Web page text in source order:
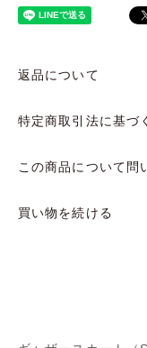
返品について
特定商取引法に基づ
この商品について問
買い物を続ける